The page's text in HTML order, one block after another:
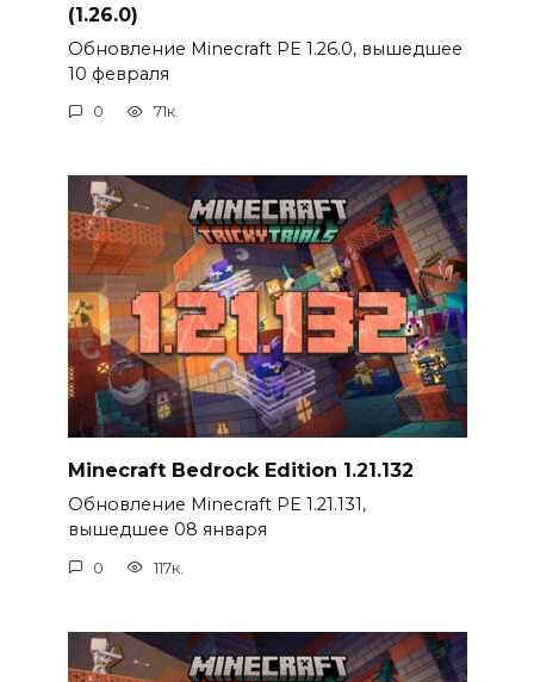
(1.26.0)
Обновление Minecraft PE 1.26.0, вышедшее
10 февраля
0 71к.
Minecraft Bedrock Edition 1.21.132
Обновление Minecraft PE 1.21.131,
вышедшее 08 января
0 117к.